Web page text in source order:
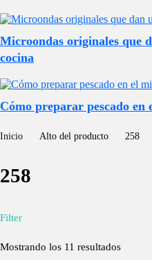
Microondas originales que
cocina
Cómo preparar pescado en
Inicio Alto del producto 258
258
Filter
Mostrando los 11 resultados